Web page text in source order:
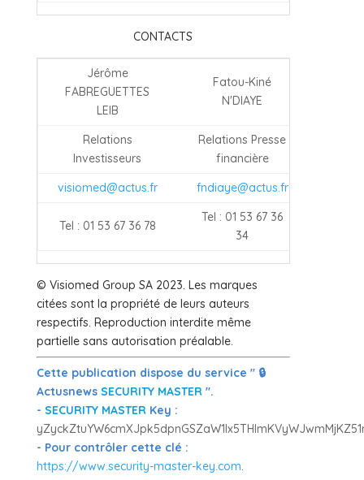
CONTACTS
Jérôme
FABREGUETTES
LEIB
Fatou-Kiné
N'DIAYE
Relations
Investisseurs
Relations Presse
financière
visiomed@actus.fr
fndiaye@actus.fr
Tel : 01 53 67 36 78
Tel : 01 53 67 36
34
© Visiomed Group SA 2023. Les marques
citées sont la propriété de leurs auteurs
respectifs. Reproduction interdite même
partielle sans autorisation préalable.
Cette publication dispose du service " 🔒
Actusnews SECURITY MASTER".
- SECURITY MASTERKey :
- Pour contrôler cette clé :
https://www.security-master-key.com